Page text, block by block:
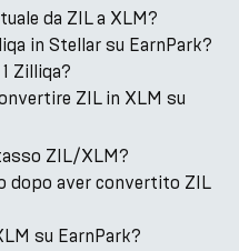
da ZIL a XLM?
in Stellar su EarnPark?
Zilliqa?
ZIL in XLM su
ZIL/XLM?
dopo aver convertito ZIL
su EarnPark?